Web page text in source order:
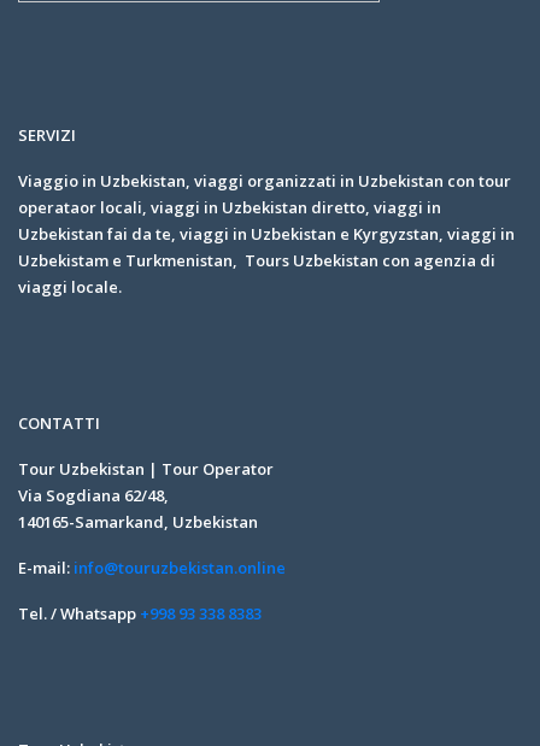
SERVIZI
Viaggio in Uzbekistan, viaggi organizzati in Uzbekistan con tour
operataor locali, viaggi in Uzbekistan diretto, viaggi in
Uzbekistan fai da te, viaggi in Uzbekistan e Kyrgyzstan, viaggi in
Uzbekistam e Turkmenistan, Tours Uzbekistan con agenzia di
viaggi locale.
CONTATTI
Tour Uzbekistan | Tour Operator
Via Sogdiana 62/48,
140165-Samarkand, Uzbekistan
E-mail: info@touruzbekistan.online
Tel. / Whatsapp +998 93 338 8383